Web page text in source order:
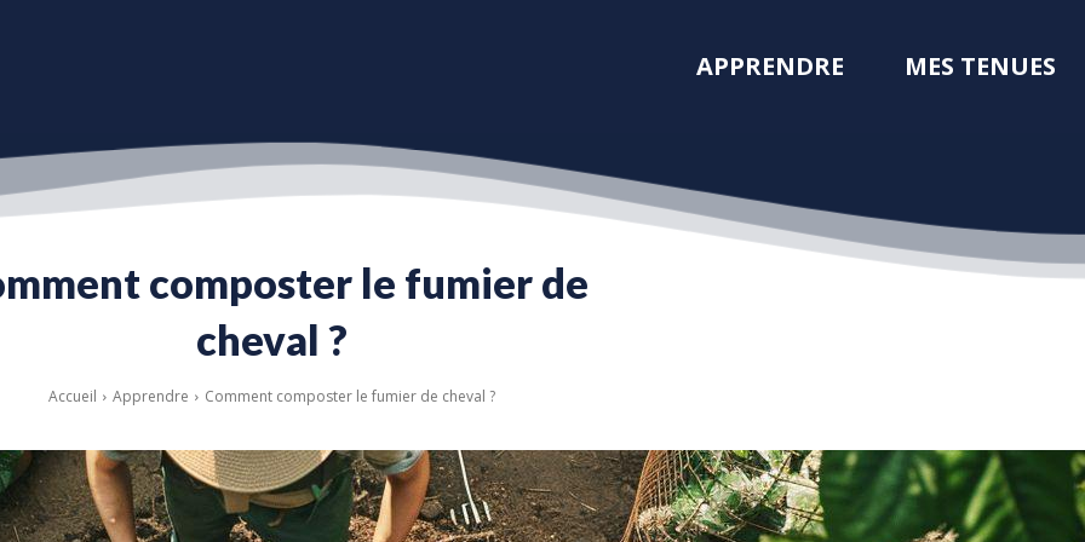
APPRENDRE MES TENUES
composter le fumier de
cheval ?
Accueil Apprendre Comment composter le fumier de cheval ?